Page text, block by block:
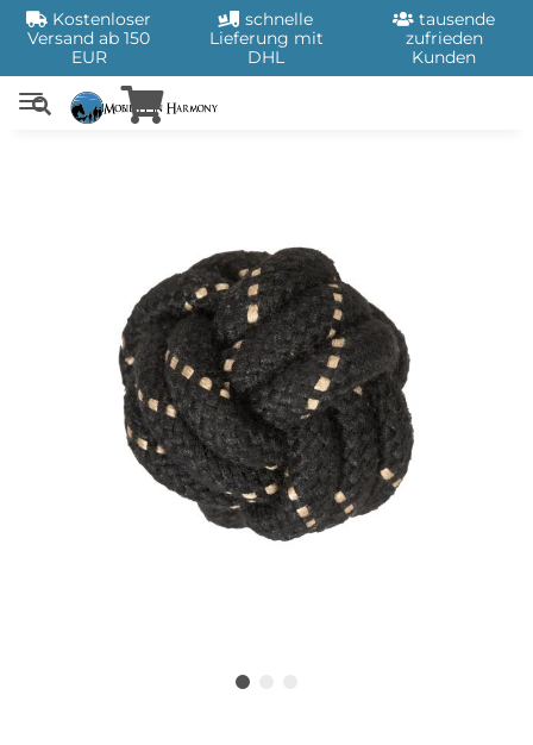
Kostenloser
Versand ab 150
EUR
schnelle
Lieferung mit
DHL
tausende
zufrieden
Kunden